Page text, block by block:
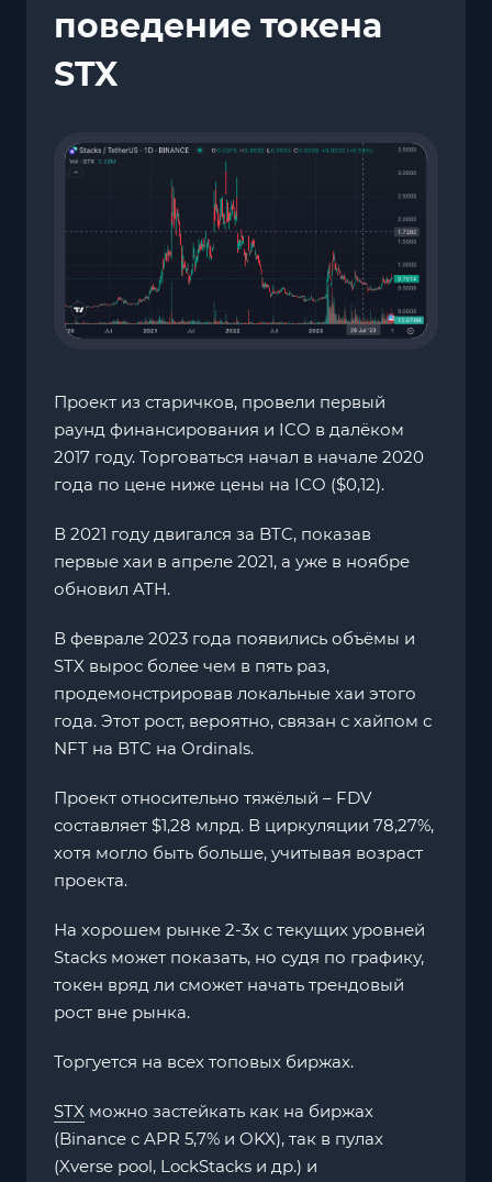
поведение токена
STX
Проект из старичков, провели первый
раунд финансирования и ICO в далёком
2017 году. Торговаться начал в начале 2020
года по цене ниже цены на ICO ($0,12).
В 2021 году двигался за BTC, показав
первые хаи в апреле 2021, а уже в ноябре
обновил ATH.
В феврале 2023 года появились объёмы и
STX вырос более чем в пять раз,
продемонстрировав локальные хаи этого
года. Этот рост, вероятно, связан с хайпом с
NFT на BTC на Ordinals.
Проект относительно тяжёлый – FDV
составляет $1,28 млрд. В циркуляции 78,27%,
хотя могло быть больше, учитывая возраст
проекта.
На хорошем рынке 2-3х с текущих уровней
Stacks может показать, но судя по графику,
токен вряд ли сможет начать трендовый
рост вне рынка.
Торгуется на всех топовых биржах.
STX можно застейкать как на биржах
(Binance с APR 5,7% и OKX), так в пулах
(Xverse pool, LockStacks и др.) и